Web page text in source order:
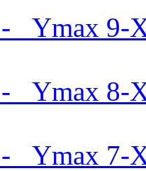
Ymax 9-
Ymax 8-
Ymax 7-